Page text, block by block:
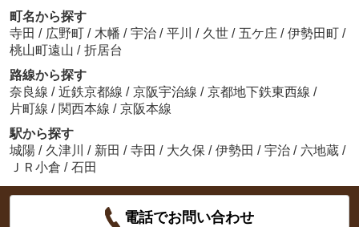
町名から探す
寺田 / 広野町 / 木幡 / 宇治 / 平川 / 久世 / 五ケ庄 / 伊勢田町 /
桃山町遠山 / 折居台
路線から探す
奈良線 / 近鉄京都線 / 京阪宇治線 / 京都地下鉄東西線 /
片町線 / 関西本線 / 京阪本線
駅から探す
城陽 / 久津川 / 新田 / 寺田 / 大久保 / 伊勢田 / 宇治 / 六地蔵 /
ＪＲ小倉 / 石田
電話でお問い合わせ